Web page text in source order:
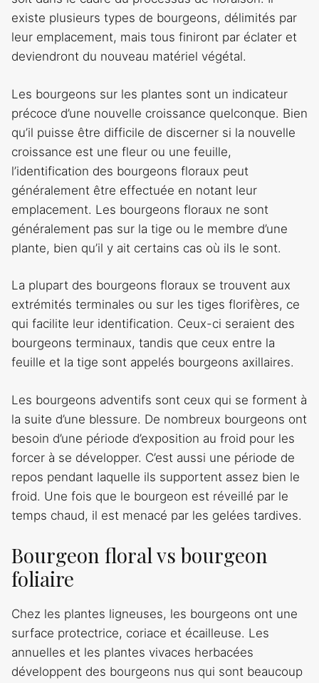
existe plusieurs types de bourgeons, délimités par
leur emplacement, mais tous finiront par éclater et
deviendront du nouveau matériel végétal.
Les bourgeons sur les plantes sont un indicateur
précoce d’une nouvelle croissance quelconque. Bien
qu’il puisse être difficile de discerner si la nouvelle
croissance est une fleur ou une feuille,
l’identification des bourgeons floraux peut
généralement être effectuée en notant leur
emplacement. Les bourgeons floraux ne sont
généralement pas sur la tige ou le membre d’une
plante, bien qu’il y ait certains cas où ils le sont.
La plupart des bourgeons floraux se trouvent aux
extrémités terminales ou sur les tiges florifères, ce
qui facilite leur identification. Ceux-ci seraient des
bourgeons terminaux, tandis que ceux entre la
feuille et la tige sont appelés bourgeons axillaires.
Les bourgeons adventifs sont ceux qui se forment à
la suite d’une blessure. De nombreux bourgeons ont
besoin d’une période d’exposition au froid pour les
forcer à se développer. C’est aussi une période de
repos pendant laquelle ils supportent assez bien le
froid. Une fois que le bourgeon est réveillé par le
temps chaud, il est menacé par les gelées tardives.
Bourgeon floral vs bourgeon
foliaire
Chez les plantes ligneuses, les bourgeons ont une
surface protectrice, coriace et écailleuse. Les
annuelles et les plantes vivaces herbacées
développent des bourgeons nus qui sont beaucoup